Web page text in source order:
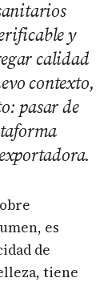
y
calidad
contexto,
pasar de
es
de
tiene